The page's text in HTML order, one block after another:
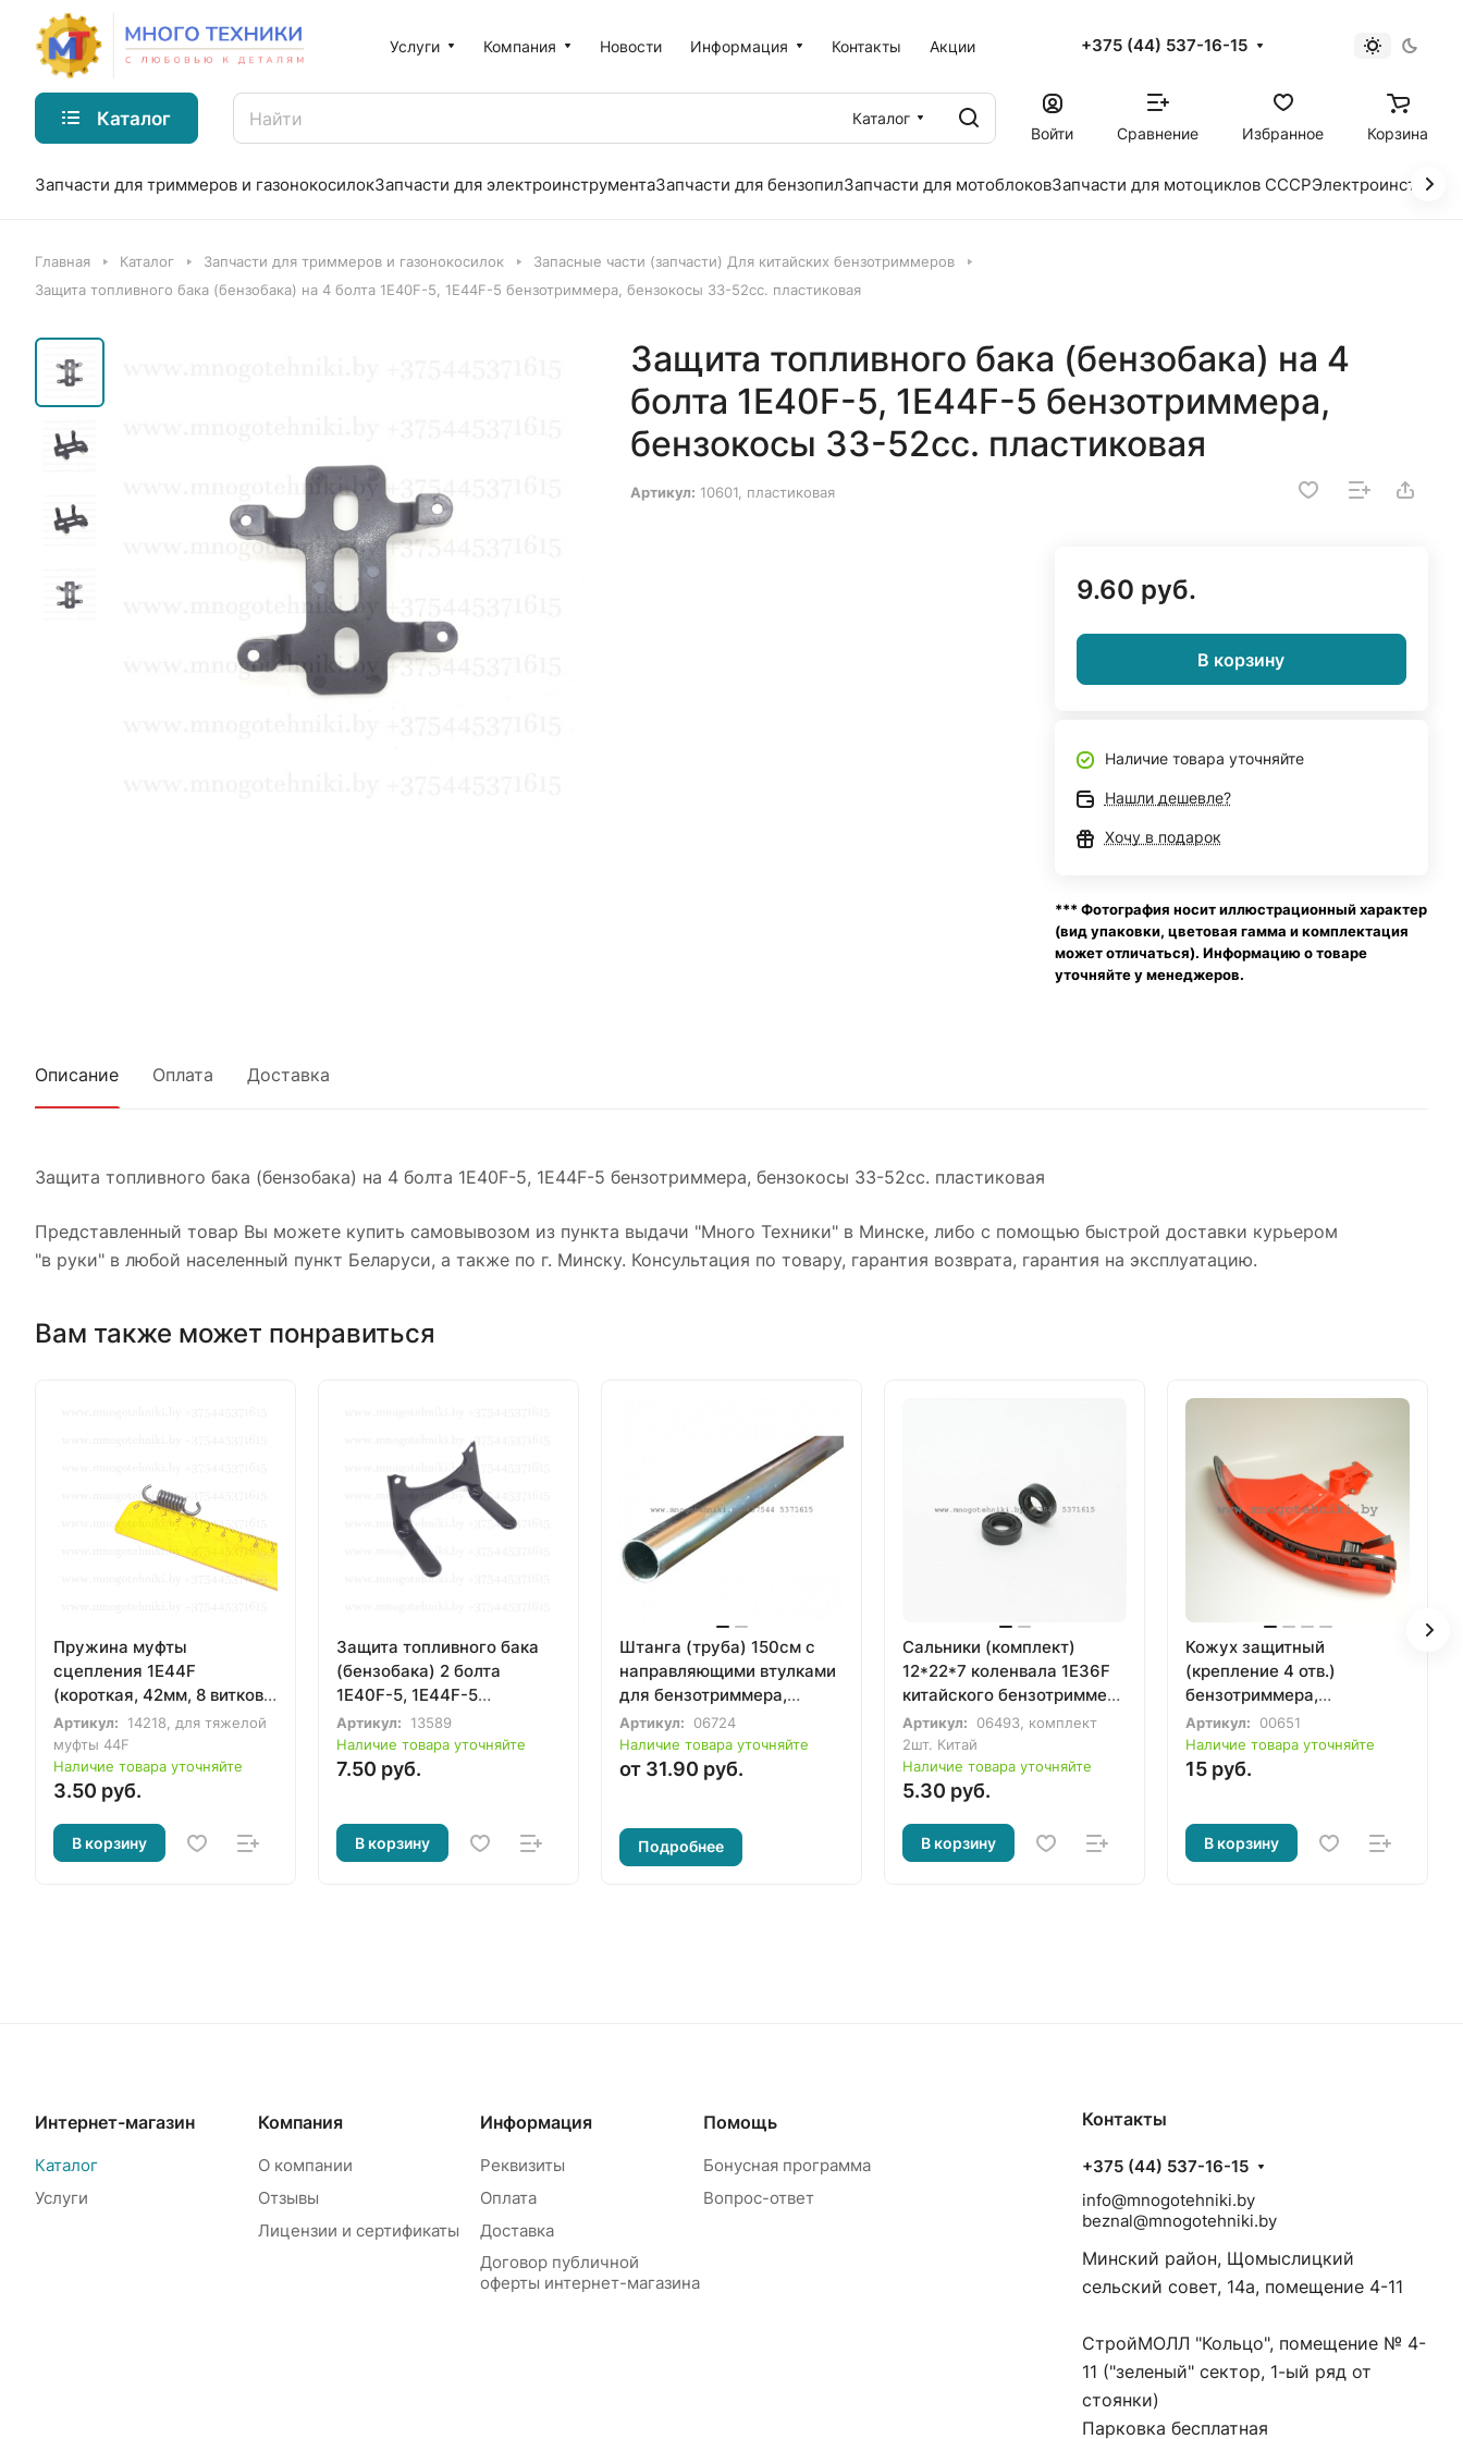
Услуги Компания Новости Информация Контакты Акции +375 (44) 537-16-15
Каталог
Каталог
Войти
Сравнение Избранное Корзина
Запчасти для триммеров и газонокосилокЗапчасти для электроинструментаЗапчасти для бензопилЗапчасти для мотоблоковЗапчасти для мотоциклов СССР
Главная Каталог Запчасти для триммеров и газонокосилок
Запасные части (запчасти) Для китайских бензотриммеров
Защита топливного бака (бензобака) на 4 болта 1E40F-5, 1E44F-5 бензотриммера, бензокосы 33-52сс. пластиковая
Защита топливного бака (бензобака) на 4
болта 1E40F-5, 1E44F-5 бензотриммера,
бензокосы 33-52сс. пластиковая
Артикул: 10601, пластиковая
9.60 руб.
В корзину
Наличие товара уточняйте
Нашли дешевле?
Хочу в подарок
*** Фотография носит иллюстрационный характер
(вид упаковки, цветовая гамма и комплектация
может отличаться). Информацию о товаре
уточняйте у менеджеров.
Описание Оплата Доставка
Защита топливного бака (бензобака) на 4 болта 1E40F-5, 1E44F-5 бензотриммера, бензокосы 33-52сс. пластиковая
Представленный товар Вы можете купить самовывозом из пункта выдачи "Много Техники" в Минске, либо с помощью быстрой доставки курьером
"в руки" в любой населенный пункт Беларуси, а также по г. Минску. Консультация по товару, гарантия возврата, гарантия на эксплуатацию.
Вам также может понравиться
Пружина муфты
сцепления 1E44F
(короткая, 42мм, 8 витков)
бензотриммера,
бензокосы 43-52сс
Артикул:
14218, для тяжелой
муфты 44F
Наличие товара уточняйте
3.50 руб.
В корзину
Защита топливного бака
(бензобака) 2 болта
1E40F-5, 1E44F-5
бензотриммера,
бензокосы 33-52сс.
металлическая
Артикул:
13589
Наличие товара уточняйте
7.50 руб.
В корзину
Штанга (труба) 150см с
направляющими втулками
для бензотриммера,
мотокосы 33-52сс
Артикул:
06724
Наличие товара уточняйте
от 31.90 руб.
Подробнее
Сальники (комплект)
12*22*7 коленвала 1E36F
китайского бензотриммера
33-36cc, для STIHL FS38,
FS45, FS50, FS55, FS56,
FS70, FS130
(96390031230)
Артикул:
06493, комплект
2шт. Китай
Наличие товара уточняйте
5.30 руб.
В корзину
Кожух защитный
(крепление 4 отв.)
бензотриммера,
бензокосы 33-52сс
Артикул:
00651
Наличие товара уточняйте
15 руб.
В корзину
Интернет-магазин
Каталог
Услуги
Компания
О компании
Отзывы
Лицензии и сертификаты
Информация
Реквизиты
Оплата
Доставка
Договор публичной
оферты интернет-магазина
Помощь
Бонусная программа
Вопрос-ответ
Контакты
+375 (44) 537-16-15
info@mnogotehniki.by
beznal@mnogotehniki.by
Минский район, Щомыслицкий
сельский совет, 14а, помещение 4-11
СтройМОЛЛ "Кольцо", помещение № 4-
11 ("зеленый" сектор, 1-ый ряд от
стоянки)
Парковка бесплатная